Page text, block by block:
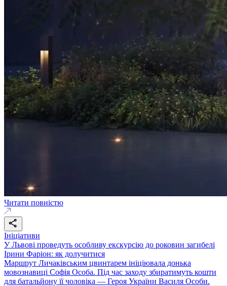
Читати повністю
Ініціативи
У Львові проведуть особливу екскурсію до роковин загибелі
Ірини Фаріон: як долучитися
Маршрут Личаківським цвинтарем ініціювала донька
мовознавиці Софія Особа. Під час заходу збиратимуть кошти
для батальйону її чоловіка — Героя України Василя Особи.